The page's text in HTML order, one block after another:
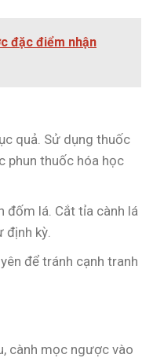
đặc điểm nhận
quả. Sử dụng thuốc
phun thuốc hóa học
đốm lá. Cắt tỉa cành lá
định kỳ.
để tránh cạnh tranh
cành mọc ngược vào